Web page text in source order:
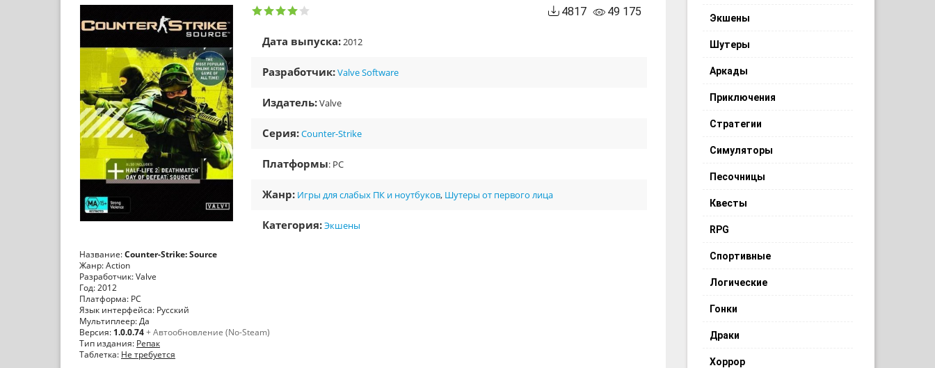
49 175
4817
Дата выпуска:2012
Разработчик:Valve Software
Издатель:Valve
Серия:Counter-Strike
Платформы: PC
Жанр: Игры для слабых ПК и ноутбуков, Шутеры от первого лица
Категория:Экшены
Название:Counter-Strike: Source
Жанр: Action
Разработчик: Valve
Год: 2012
Платформа: PC
Язык интерфейса: Русский
Мультиплеер: Да
Версия: 1.0.0.74+ Автообновление (No-Steam)
Тип издания: Репак
Таблетка: Не требуется
Экшены
Шутеры
Аркады
Приключения
Стратегии
Симуляторы
Песочницы
Квесты
RPG
Спортивные
Логические
Гонки
Драки
Хоррор